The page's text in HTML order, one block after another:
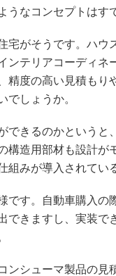
なコンセプトはす
がそうです。ハウ
ンテリアコーディネ
精度の高い見積もり
でしょうか。
きるのかというと
構造用部材も設計が
組みが導入されてい
す。自動車購入の
できますし、実装で
シューマ製品の見